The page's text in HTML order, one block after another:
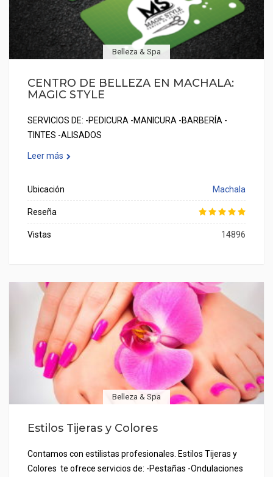
Belleza & Spa
CENTRO DE BELLEZA EN MACHALA:
MAGIC STYLE
SERVICIOS DE: -PEDICURA -MANICURA -BARBERÍA -
TINTES -ALISADOS
Leer más
Ubicación Machala
Reseña
Vistas 14896
Belleza & Spa
Estilos Tijeras y Colores
Contamos con estilistas profesionales. Estilos Tijeras y
Colores te ofrece servicios de: -Pestañas -Ondulaciones